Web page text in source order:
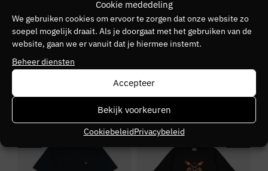
Cookie mededeling
We gebruiken cookies om ervoor te zorgen dat onze website zo
soepel mogelijk draait. Als je doorgaat met het gebruiken van de
website, gaan we er vanuit dat je hiermee instemt.
Beheer diensten
Accepteer
Bekijk voorkeuren
CookiebeleidPrivacybeleid
Kleurnummer
41
NIEUW